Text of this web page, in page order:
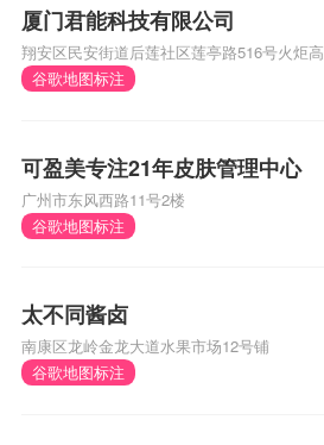
厦门君能科技有限公司
翔安区民安街道后莲社区莲亭路516号火炬高
谷歌地图标注
可盈美专注21年皮肤管理中心
广州市东风西路11号2楼
谷歌地图标注
太不同酱卤
南康区龙岭金龙大道水果市场12号铺
谷歌地图标注